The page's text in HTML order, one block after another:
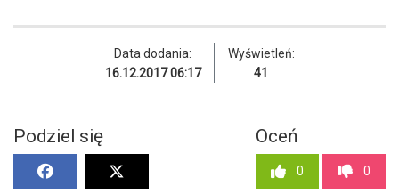
Data dodania:
16.12.2017 06:17
Wyświetleń:
41
Podziel się Oceń
0 0